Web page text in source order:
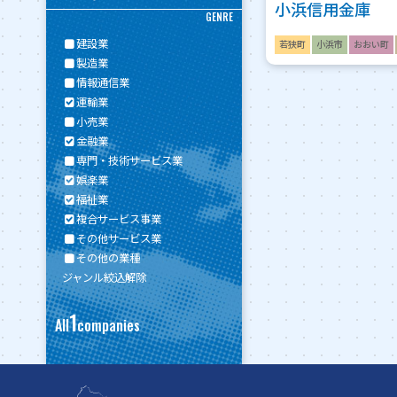
GENRE
建設業
製造業
情報通信業
運輸業
小売業
金融業
専門・技術サービス業
娯楽業
福祉業
複合サービス事業
その他サービス業
その他の業種
ジャンル絞込解除
All1companies
小浜信用金庫
若狭町 小浜市 おおい町